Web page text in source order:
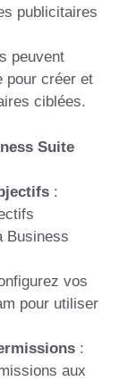
publicitaires
peuvent
pour créer et
ciblées.
Suite
:
Business
vos
pour utiliser
:
aux